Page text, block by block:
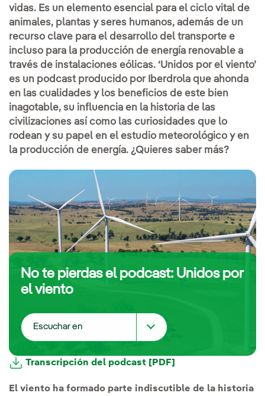
vidas. Es un elemento esencial para el ciclo vital de
animales, plantas y seres humanos, además de un
recurso clave para el desarrollo del transporte e
incluso para la producción de energía renovable a
través de instalaciones eólicas. ‘Unidos por el viento’
es un podcast producido por Iberdrola que ahonda
en las cualidades y los beneficios de este bien
inagotable, su influencia en la historia de las
civilizaciones así como las curiosidades que lo
rodean y su papel en el estudio meteorológico y en
la producción de energía. ¿Quieres saber más?
No te pierdas el podcast: Unidos por
el viento
Escuchar en
Spotify
Youtube
Transcripción del podcast [PDF]
El viento ha formado parte indiscutible de la historia